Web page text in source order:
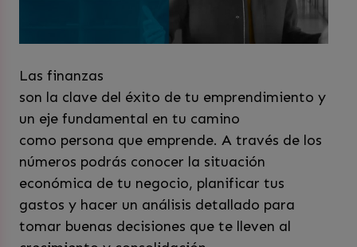
Las finanzas
son la clave del éxito de tu emprendimiento y
un eje fundamental en tu camino
como persona que emprende. A través de los
números podrás conocer la situación
económica de tu negocio, planificar tus
gastos y hacer un análisis detallado para
tomar buenas decisiones que te lleven al